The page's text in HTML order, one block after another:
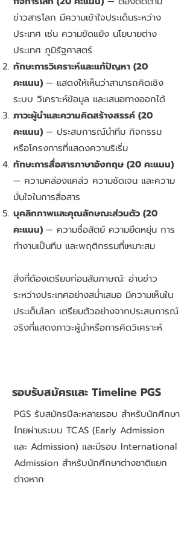
ข่าวสารโลก มีความเข้าใจประเด็นระหว่าง
ประเทศ เช่น ความขัดแย้ง นโยบายต่าง
ประเทศ ภูมิรัฐศาสตร์
ทักษะการวิเคราะห์และแก้ปัญหา (20
คะแนน) — แสดงให้เห็นว่าสามารถคิดเชิง
ระบบ วิเคราะห์ข้อมูล และเสนอทางออกได้
ภาวะผู้นำและความคิดสร้างสรรค์ (20
คะแนน) — ประสบการณ์นำทีม กิจกรรม
หรือโครงการที่แสดงความริเริ่ม
ทักษะการสื่อสารภาษาอังกฤษ (20 คะแนน)
— ความคล่องแคล่ว ความชัดเจน และความ
มั่นใจในการสื่อสาร
บุคลิกภาพและคุณลักษณะส่วนตัว (20
คะแนน) — ความซื่อสัตย์ ความยืดหยุ่น การ
ทำงานเป็นทีม และพฤติกรรมที่เหมาะสม
สิ่งที่ต้องเตรียมก่อนสัมภาษณ์: อ่านข่าว
ระหว่างประเทศอย่างสม่ำเสมอ มีความเห็นใน
ประเด็นโลก เตรียมตัวอย่างจากประสบการณ์
จริงที่แสดงภาวะผู้นำหรือการคิดวิเคราะห์
รอบรับสมัครและ Timeline PGS
PGS รับสมัครปีละหลายรอบ สำหรับนักศึกษา
ไทยผ่านระบบ TCAS (Early Admission
และ Admission) และมีรอบ International
Admission สำหรับนักศึกษาต่างชาติแยก
ต่างหาก